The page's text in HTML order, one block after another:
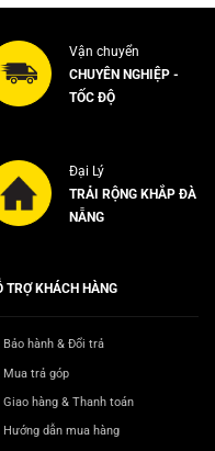
Vận chuyển
CHUYÊN NGHIỆP -
TỐC ĐỘ
Đại Lý
TRẢI RỘNG KHẮP ĐÀ
NẴNG
TRỢ KHÁCH HÀNG
Bảo hành & Đổi trả
Mua trả góp
Giao hàng & Thanh toán
Hướng dẫn mua hàng